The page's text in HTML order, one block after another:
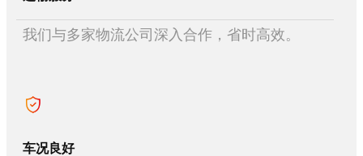
我们与多家物流公司深入合作，省时高效。
车况良好